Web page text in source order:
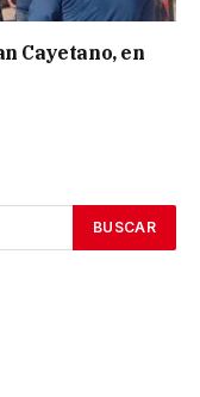
Cayetano, en